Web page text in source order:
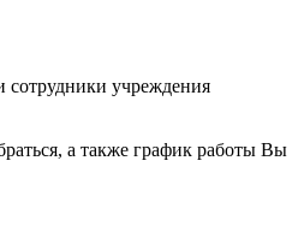
сотрудники учреждения
а также график работы Вы